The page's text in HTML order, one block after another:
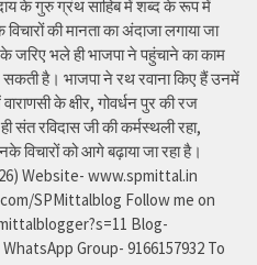
के गुरु ग्रंथ साहिब में शब्द के रूप में
की मानता का अंदाजा लगाया जा
जरिए भले ही भाजपा ने पहुंचाने का काम
है। भाजपा ने रथ रवाना किए हैं उनमें
के क्षीर, गोवर्धन पुर की रज
संत रविदास जी की कर्मस्थली रहा,
विचारों को आगे बढ़ाया जा रहा है।
Website- www.spmittal.in
SPMittalblog Follow me on
Blog-
Group- 9166157932 To